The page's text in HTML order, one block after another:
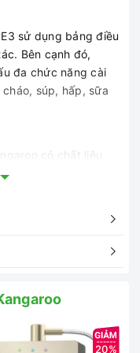
sử dụng bảng điều
Bên cạnh đó,
đa chức năng cài
súp, hấp, sữa
có chất liệu
dày 1.2mm giúp
với các mốc thời
nội trợ chủ
điện tháo rời kèm
hấp, cốc đong hỗ20%